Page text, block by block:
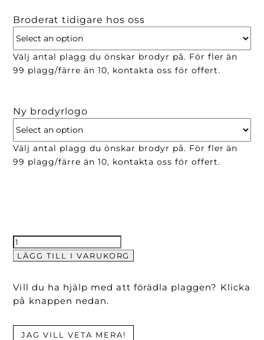
Broderat tidigare hos oss
Välj antal plagg du önskar brodyr på. För fler än
99 plagg/färre än 10, kontakta oss för offert.
Ny brodyrlogo
Välj antal plagg du önskar brodyr på. För fler än
99 plagg/färre än 10, kontakta oss för offert.
Stickad
fluga
LÄGG TILL I VARUKORG
Vill du ha hjälp med att förädla plaggen? Klicka
på knappen nedan.
JAG VILL VETA MERA!